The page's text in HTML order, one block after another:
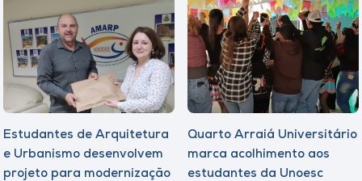
Estudantes de Arquitetura
e Urbanismo desenvolvem
projeto para modernização
Quarto Arraiá Universitário
marca acolhimento aos
estudantes da Unoesc